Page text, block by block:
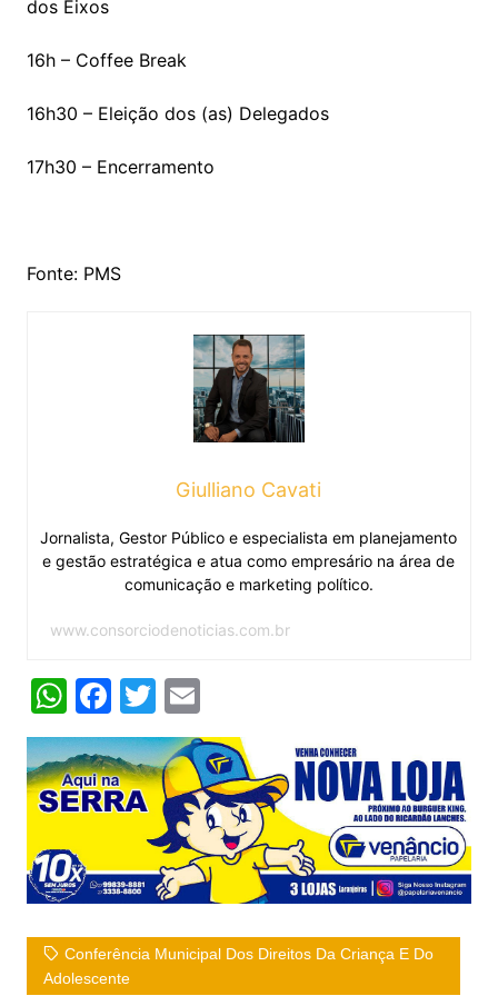
dos Eixos
16h – Coffee Break
16h30 – Eleição dos (as) Delegados
17h30 – Encerramento
Fonte: PMS
Giulliano Cavati
Jornalista, Gestor Público e especialista em planejamento
e gestão estratégica e atua como empresário na área de
comunicação e marketing político.
www.consorciodenoticias.com.br
W
h
at
s
A
p
p
F
a
c
e
o
o
k
T
w
itt
er
E
m
ai
l
Conferência Municipal Dos Direitos Da Criança E Do
Adolescente